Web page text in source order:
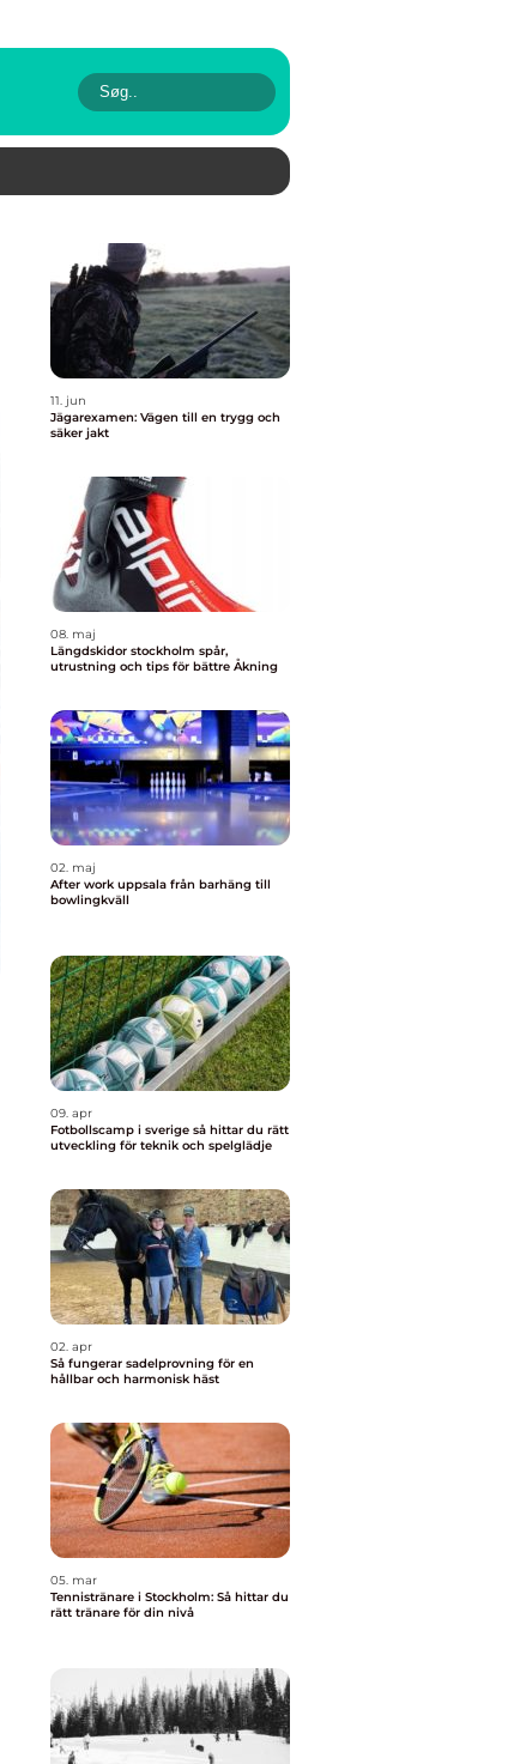
11. jun
Jägarexamen: Vägen till en trygg och
säker jakt
08. maj
Längdskidor stockholm spår,
utrustning och tips för bättre Åkning
02. maj
After work uppsala från barhäng till
bowlingkväll
09. apr
Fotbollscamp i sverige så hittar du rätt
utveckling för teknik och spelglädje
02. apr
Så fungerar sadelprovning för en
hållbar och harmonisk häst
05. mar
Tennistränare i Stockholm: Så hittar du
rätt tränare för din nivå